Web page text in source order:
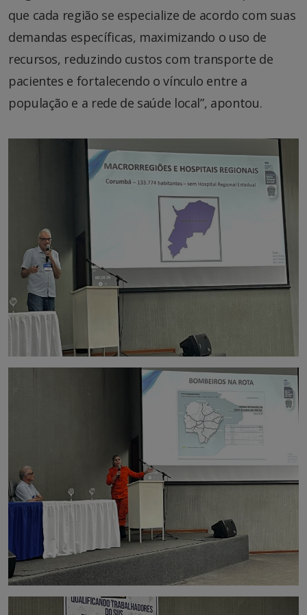
que cada região se especialize de acordo com suas
demandas específicas, maximizando o uso de
recursos, reduzindo custos com transporte de
pacientes e fortalecendo o vínculo entre a
população e a rede de saúde local”, apontou.